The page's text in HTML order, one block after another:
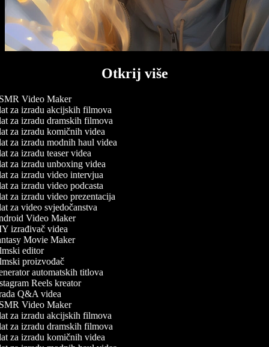
Otkrij više
Video Maker
za izradu akcijskih filmova
za izradu dramskih filmova
za izradu komičnih videa
za izradu modnih haul videa
za izradu teaser videa
za izradu unboxing videa
za izradu video intervjua
za izradu video podcasta
za izradu video prezentacija
za video svjedočanstva
Video Maker
izrađivač videa
Movie Maker
editor
proizvođač
automatskih titlova
Reels kreator
Q&A videa
Video Maker
za izradu akcijskih filmova
za izradu dramskih filmova
za izradu komičnih videa